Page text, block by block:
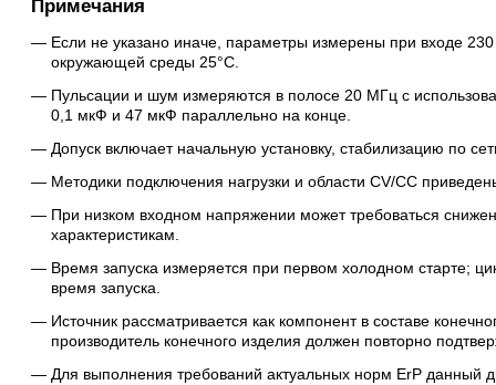
Примечания
Если не указано иначе, параметры измерены при входе
окружающей среды 25°C.
Пульсации и шум измеряются в полосе 20 МГц с
0,1 мкФ и 47 мкФ параллельно на конце.
Допуск включает начальную установку, стабилизацию по
Методики подключения нагрузки и области CV/CC
При низком входном напряжении может требоваться
характеристикам.
Время запуска измеряется при первом холодном старте;
время запуска.
Источник рассматривается как компонент в составе
производитель конечного изделия должен повторно
Для выполнения требований актуальных норм ErP данный